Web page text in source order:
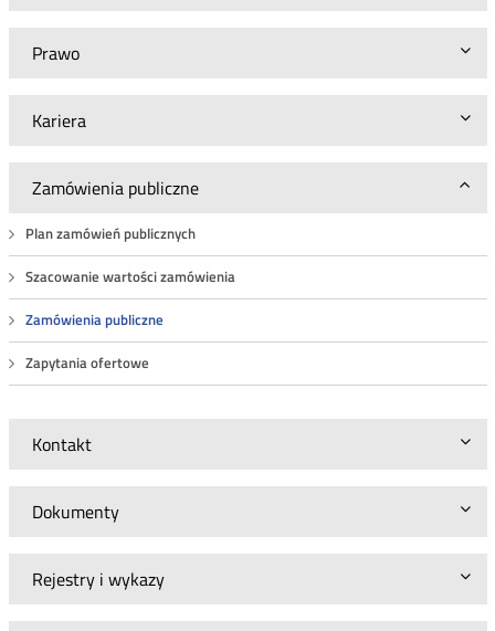
Prawo
Kariera
Zamówienia publiczne
Plan zamówień publicznych
Szacowanie wartości zamówienia
Zamówienia publiczne
Zapytania ofertowe
Kontakt
Dokumenty
Rejestry i wykazy